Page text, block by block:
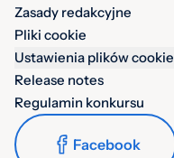
Zasady redakcyjne
Pliki cookie
Ustawienia plików cookie
Release notes
Regulamin konkursu
Facebook